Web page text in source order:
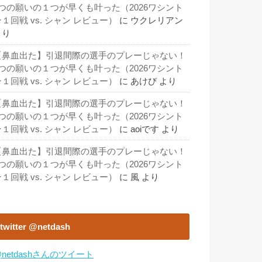
の願いの１つが早くも叶った（2026ワシント
回戦 vs. シャン レビュー）
に ウクレリアン
鼻血出た】引退間際の選手のプレーじゃない！
の願いの１つが早くも叶った（2026ワシント
回戦 vs. シャン レビュー）
に あけび より
鼻血出た】引退間際の選手のプレーじゃない！
の願いの１つが早くも叶った（2026ワシント
回戦 vs. シャン レビュー）
に aoiです より
鼻血出た】引退間際の選手のプレーじゃない！
の願いの１つが早くも叶った（2026ワシント
回戦 vs. シャン レビュー）
に 風 より
twitter @netdash
さんのツイート